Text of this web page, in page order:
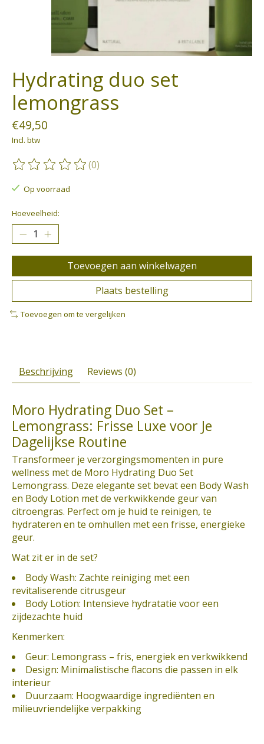
Hydrating duo set
lemongrass
€49,50
Incl. btw
De beoordeling van dit product is
(0)
Op voorraad
Hoeveelheid:
Toevoegen aan winkelwagen
Plaats bestelling
Toevoegen om te vergelijken
Beschrijving Reviews (0)
Moro Hydrating Duo Set –
Lemongrass: Frisse Luxe voor Je
Dagelijkse Routine
Transformeer je verzorgingsmomenten in pure
wellness met de Moro Hydrating Duo Set
Lemongrass. Deze elegante set bevat een Body Wash
en Body Lotion met de verkwikkende geur van
citroengras. Perfect om je huid te reinigen, te
hydrateren en te omhullen met een frisse, energieke
geur.
Wat zit er in de set?
Body Wash: Zachte reiniging met een
revitaliserende citrusgeur
Body Lotion: Intensieve hydratatie voor een
zijdezachte huid
Kenmerken:
Geur: Lemongrass – fris, energiek en verkwikkend
Design: Minimalistische flacons die passen in elk
interieur
Duurzaam: Hoogwaardige ingrediënten en
milieuvriendelijke verpakking